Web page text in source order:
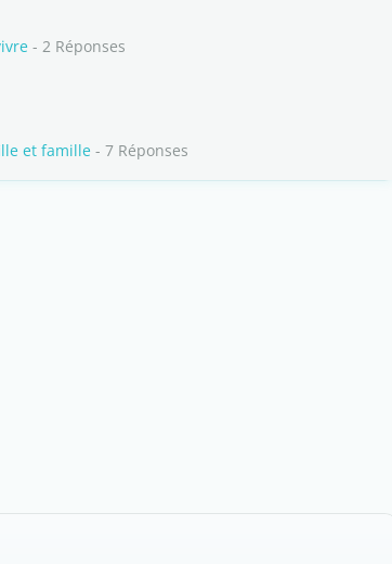
- 2 Réponses
et famille - 7 Réponses